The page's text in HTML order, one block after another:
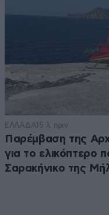
ΕΛΛΑΔΑ15 λ. πριν
Παρέμβαση της
για το ελικόπτερο
Σαρακήνικο της